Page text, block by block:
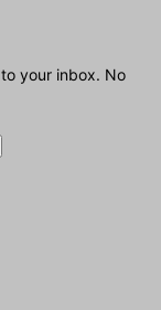
your inbox. No